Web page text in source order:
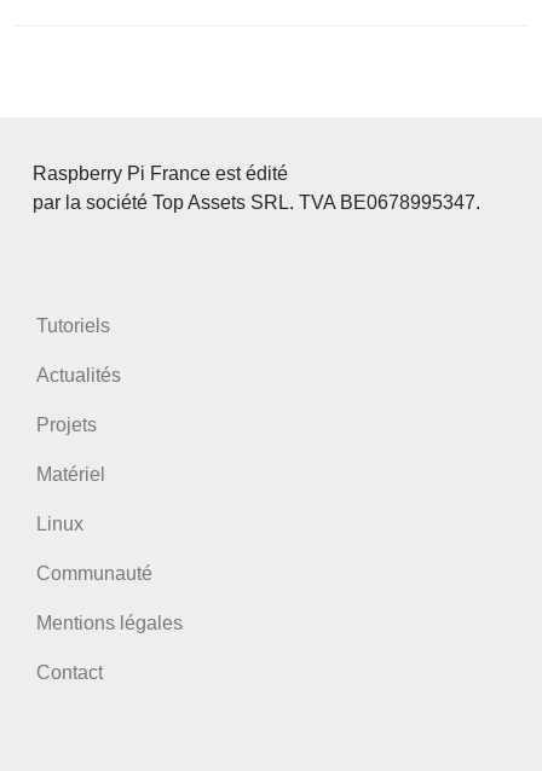
Raspberry Pi France est édité
par la société Top Assets SRL. TVA BE0678995347.
Tutoriels
Actualités
Projets
Matériel
Linux
Communauté
Mentions légales
Contact